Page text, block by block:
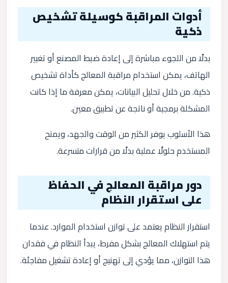
أدوات المراقبة كوسيلة تشخيص
ذكية
بدلًا من اللجوء مباشرة إلى إعادة ضبط المصنع أو تغيير
الهاتف، يمكن استخدام مراقبة المعالج كأداة تشخيص
ذكية. من خلال تحليل البيانات، يمكن معرفة ما إذا كانت
المشكلة برمجية أو ناتجة عن تطبيق معين.
هذا الأسلوب يوفر الكثير من الوقت والجهد، ويمنح
المستخدم حلولًا عملية بدلًا من قرارات متسرعة.
دور مراقبة المعالج في الحفاظ
على استقرار النظام
استقرار النظام يعتمد على توازن استخدام الموارد. عندما
يتم استهلاك المعالج بشكل مفرط، يبدأ النظام في فقدان
هذا التوازن، مما يؤدي إلى تهنيج أو إعادة تشغيل مفاجئة.